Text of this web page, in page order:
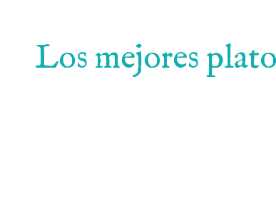
Los mejores